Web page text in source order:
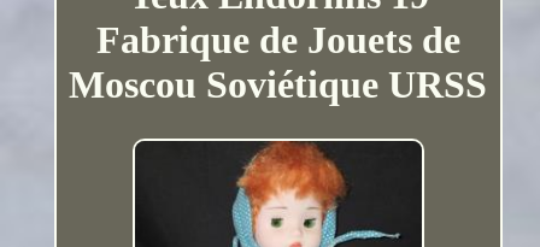
Fabrique de Jouets de
Moscou Soviétique URSS